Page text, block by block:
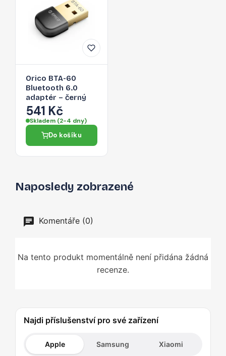
Orico BTA-60
Bluetooth 6.0
adaptér – černý
541 Kč
Skladem (2-4 dny)
Do košíku
Naposledy zobrazené
Komentáře (0)
Na tento produkt momentálně není přidána žádná
recenze.
Najdi příslušenství pro své zařízení
Apple Samsung Xiaomi